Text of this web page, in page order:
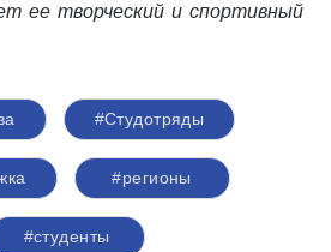
ее творческий и спортивный
#Студотряды
#регионы
#студенты